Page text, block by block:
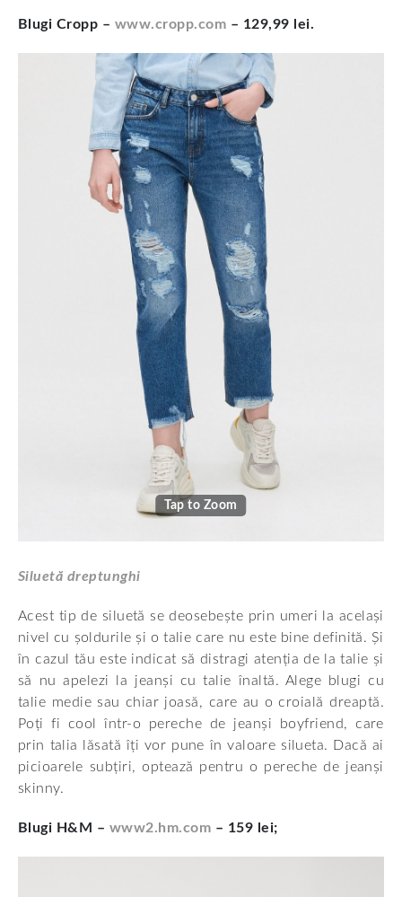
Blugi Cropp – www.cropp.com – 129,99 lei.
Tap to Zoom
Siluetă dreptunghi
Acest tip de siluetă se deosebește prin umeri la același
nivel cu șoldurile și o talie care nu este bine definită. Și
în cazul tău este indicat să distragi atenția de la talie și
să nu apelezi la jeanși cu talie înaltă. Alege blugi cu
talie medie sau chiar joasă, care au o croială dreaptă.
Poți fi cool într-o pereche de jeanși boyfriend, care
prin talia lăsată îți vor pune în valoare silueta. Dacă ai
picioarele subțiri, optează pentru o pereche de jeanși
skinny.
Blugi H&M – www2.hm.com – 159 lei;